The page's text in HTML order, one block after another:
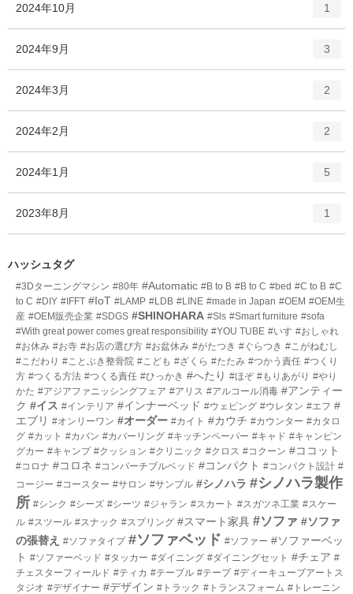
数
リ
ー
2024年10月
ー
1
2024年9月
ー
3
2024年3月
ー
2
2024年2月
ー
2
2024年1月
ー
5
2023年8月
リ
数
1
ハッシュタグ
#3Dターニングマシン #80年 #Automatic #B to B #B to C #bed #C to B #C
to C #DIY #IFFT #IoT #LAMP #LDB #LINE #made in Japan #OEM #OEM生
産 #OEM販売企業 #SDGS #SHINOHARA #Sls #Smart furniture #sofa
#With great power comes great responsibility #YOU TUBE #いす #おしゃれ
#お休み #お寺 #お店の選び方 #お盆休み #がたつき #ぐらつき #こがねむし
#こだわり #ことぶき整骨院 #こども #ざくら #たたみ #つかう責任 #つくり
方 #つくる方法 #つくる責任 #ひっかき #へたり #ほぞ #もりあがり #やり
かた #アジアファニッシングフェア #アリス #アルコール消毒 #アンティー
ク #イス #インテリア #インナーベッド #ウェピング #ウレタン #エフ #
エブリ #オンリーワン #オーダー #カイト #カウチ #カウンター #カタロ
グ #カット #カバン #カバーリング #キッチンペーパー #キャド #キャンピン
グカー #キャンプ #クッション #クリニック #クロス #コクーン #ココット
#コロナ #コロネ #コンバーチブルベッド #コンパクト #コンパクト設計 #
コージー #コースター #サロン #サンプル #シノハラ #シノハラ製作
所 #シンク #シーズ #シーツ #ジャラン #スカート #スガツネ工業 #スケー
ル #スツール #スナック #スプリング #スマート家具 #ソファ #ソファ
の張替え #ソファタイプ #ソファベッド #ソファー #ソファーベッ
ト #ソファーベッド #タッカー #ダイニング #ダイニングセット #チェア #
チェスターフィールド #ティカ #テーブル #テープ #ディーキューブアートス
タジオ #デザイナー #デザイン #トラック #トランスフォーム #トレーニン